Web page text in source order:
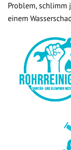
Problem, schlimm
einem